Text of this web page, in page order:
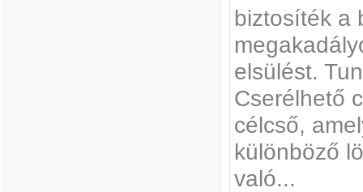
biztosíték a
elsülést.
Cserélhető
célcső,
különböző
való...